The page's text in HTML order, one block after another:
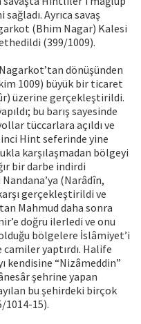
Ayrıca savaş
(Bhim Nagar) Kalesi
(399/1009).
dönüşünden
1009) büyük bir ticaret
üzerine gerçekleştirildi.
bu barış sayesinde
tüccarlara açıldı ve
Hint seferinde yine
karşılaşmadan bölgeyi
bir darbe indirdi
(Narâdîn,
gerçekleştirildi ve
Mahmud daha sonra
doğru ilerledi ve onu
bölgelere İslâmiyet’i
yaptırdı. Halife
kendisine “Nizâmeddin”
şehrine yapan
bu şehirdeki birçok
15).